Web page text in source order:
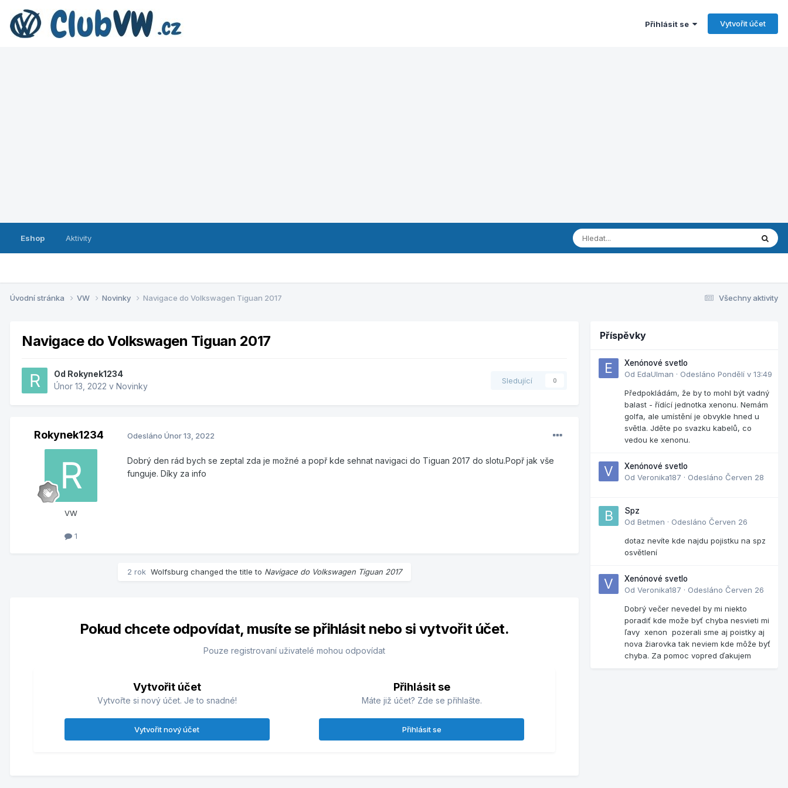
Přihlásit se Vytvořit účet
Eshop Aktivity
Všechny aktivity
Úvodní stránka VW Novinky Navigace do Volkswagen Tiguan 2017
Navigace do Volkswagen Tiguan 2017
Od Rokynek1234
Únor 13, 2022 v Novinky
Sledující 0
Rokynek1234
VW
1
Odesláno Únor 13, 2022
Dobrý den rád bych se zeptal zda je možné a popř kde sehnat navigaci do Tiguan 2017 do slotu.Popř jak vše
funguje. Díky za info
2 rok Wolfsburg changed the title to Navigace do Volkswagen Tiguan 2017
Pokud chcete odpovídat, musíte se přihlásit nebo si vytvořit účet.
Pouze registrovaní uživatelé mohou odpovídat
Vytvořit účet
Vytvořte si nový účet. Je to snadné!
Vytvořit nový účet
Přihlásit se
Máte již účet? Zde se přihlašte.
Přihlásit se
Příspěvky
Xenónové svetlo
Od EdaUlman · Odesláno Pondělí v 13:49
Předpokládám, že by to mohl být vadný
balast - řídící jednotka xenonu. Nemám
golfa, ale umístění je obvykle hned u
světla. Jděte po svazku kabelů, co
vedou ke xenonu.
Xenónové svetlo
Od Veronika187 · Odesláno Červen 28
Spz
Od Betmen · Odesláno Červen 26
dotaz nevíte kde najdu pojistku na spz
osvětlení
Xenónové svetlo
Od Veronika187 · Odesláno Červen 26
Dobrý večer nevedel by mi niekto
poradiť kde može byť chyba nesvieti mi
ľavy xenon pozerali sme aj poistky aj
nova žiarovka tak neviem kde môže byť
chyba. Za pomoc vopred ďakujem